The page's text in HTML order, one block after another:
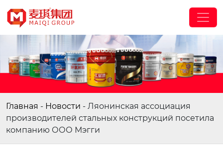
Главная - Новости - Ляонинская ассоциация
производителей стальных конструкций посетила
компанию ООО Мэгги